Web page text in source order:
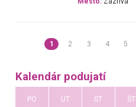
1 2 3 4 5
Kalendár podujatí
PO UT ST ŠT